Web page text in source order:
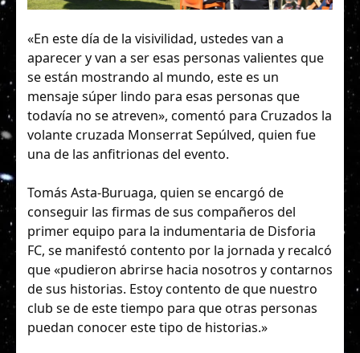
«En este día de la visivilidad, ustedes van a
aparecer y van a ser esas personas valientes que
se están mostrando al mundo, este es un
mensaje súper lindo para esas personas que
todavía no se atreven», comentó para Cruzados la
volante cruzada Monserrat Sepúlved, quien fue
una de las anfitrionas del evento.
Tomás Asta-Buruaga, quien se encargó de
conseguir las firmas de sus compañeros del
primer equipo para la indumentaria de Disforia
FC, se manifestó contento por la jornada y recalcó
que «pudieron abrirse hacia nosotros y contarnos
de sus historias. Estoy contento de que nuestro
club se de este tiempo para que otras personas
puedan conocer este tipo de historias.»